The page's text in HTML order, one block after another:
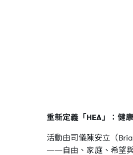
重新定義「HEA」：健
活動由司儀陳安立（
——自由、家庭、希望